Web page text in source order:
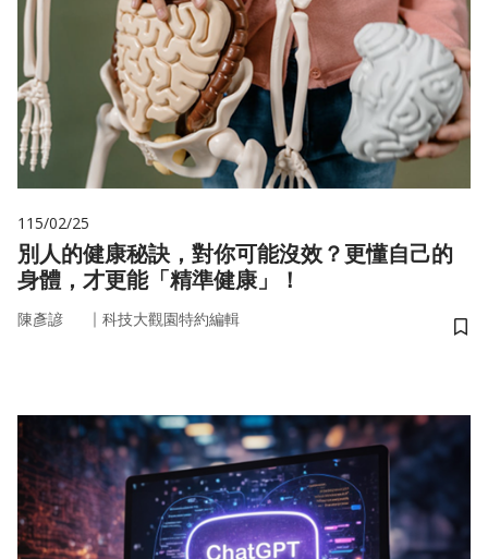
115/02/25
別人的健康秘訣，對你可能沒效？更懂自己的
身體，才更能「精準健康」！
陳彥諺 ｜ 科技大觀園特約編輯
儲